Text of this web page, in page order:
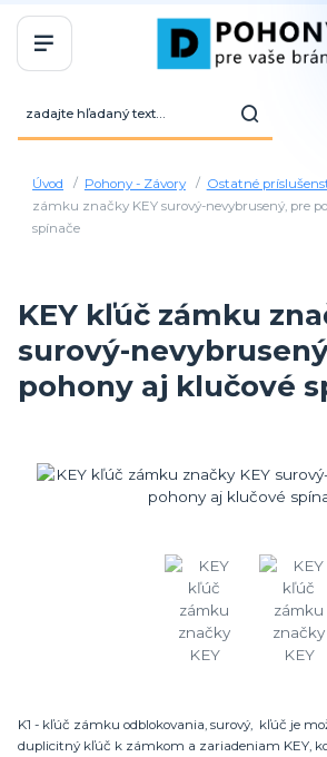
Úvod Pohony - Závory Ostatné
zámku značky KEY surový-nevybrusený, pre
spínače
KEY kľúč zámku
surový-
pohony aj klučové
K1 - kľúč zámku odblokovania, surový, kľúč je
duplicitný kľúč k zámkom a zariadeniam KEY,